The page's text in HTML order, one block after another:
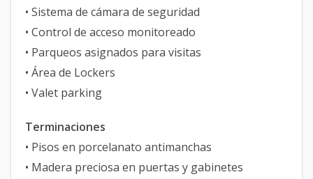
• Sistema de cámara de seguridad
• Control de acceso monitoreado
• Parqueos asignados para visitas
• Área de Lockers
• Valet parking
Terminaciones
• Pisos en porcelanato antimanchas
• Madera preciosa en puertas y gabinetes